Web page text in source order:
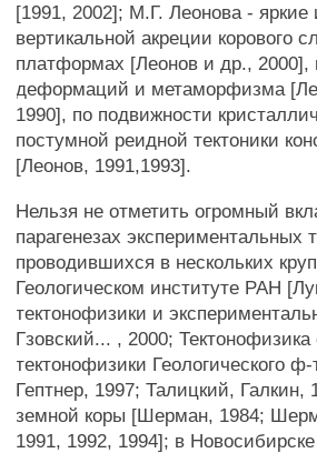
[1991, 2002]; М.Г. Леонова -
вертикальной акреции корового
платформах [Леонов и др., 2000],
деформаций и метаморфизма
1990], по подвижности
постумной реидной тектоники
[Леонов, 1991,1993].
Нельзя не отметить огромный
парагенезах экспериментальных
проводившихся в нескольких
Геологическом институте РАН
тектонофизики и
Гзовский... , 2000;
тектонофизики Геологического
Гептнер, 1997; Талицкий,
земной коры [Шерман, 1984;
1991, 1992, 1994]; в